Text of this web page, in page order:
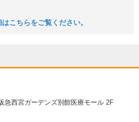
こちらをご覧ください。
急西宮ガーデンズ別館医療モール 2F